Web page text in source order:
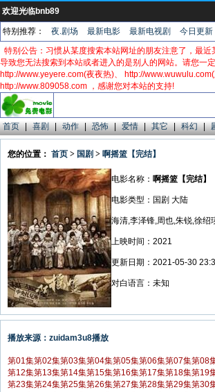
欢迎光临bnb89
特别推荐： 夜.剧场 最新电影 最新电视剧
今日更新
特别公告：习惯从某度搜索本站网址的朋友注意了，最近
导致您无法搜索到本站或者进入的是别人的网站。请您一
http://www.yeyere.com(夜夜热)、 http://
http://www.809058.com ，感谢您对本站的支持!
首页 | 喜剧 | 动作 | 恐怖 | 爱情 | 其它 | 科幻 |
您的位置： 首页 > 国剧 > 啊摇篮【完结】
电影名称： 啊摇篮【完结】
电影类型：国剧 大陆
海清,李泽锋,周也,朱锐,徐绍
上映时间：2021
更新日期：2021-05-30
对白语言：未知
播放来源：zuidam3u8播放
第01集第02集第03集第04集第05集第06集第07集第08
第12集第13集第14集第15集第16集第17集第18集第19
第23集第24集第25集第26集第27集第28集第29集第30